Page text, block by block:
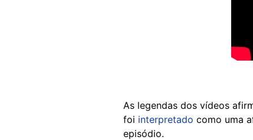
As legendas dos vídeos
foi interpretado como uma
episódio.